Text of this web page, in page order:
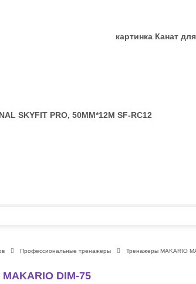
SKYFIT PRO, 50MM*12M SF-RС12
Профессиональные тренажеры Тренажеры MAKARIO
DIM-75